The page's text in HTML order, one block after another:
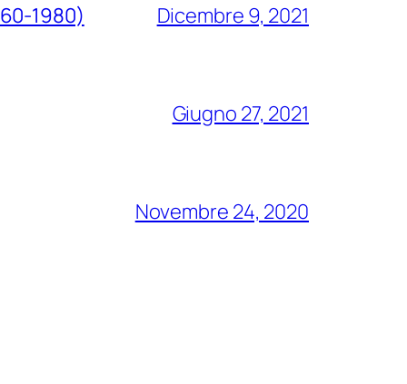
1980) Dicembre 9, 2021
Giugno 27, 2021
Novembre 24, 2020